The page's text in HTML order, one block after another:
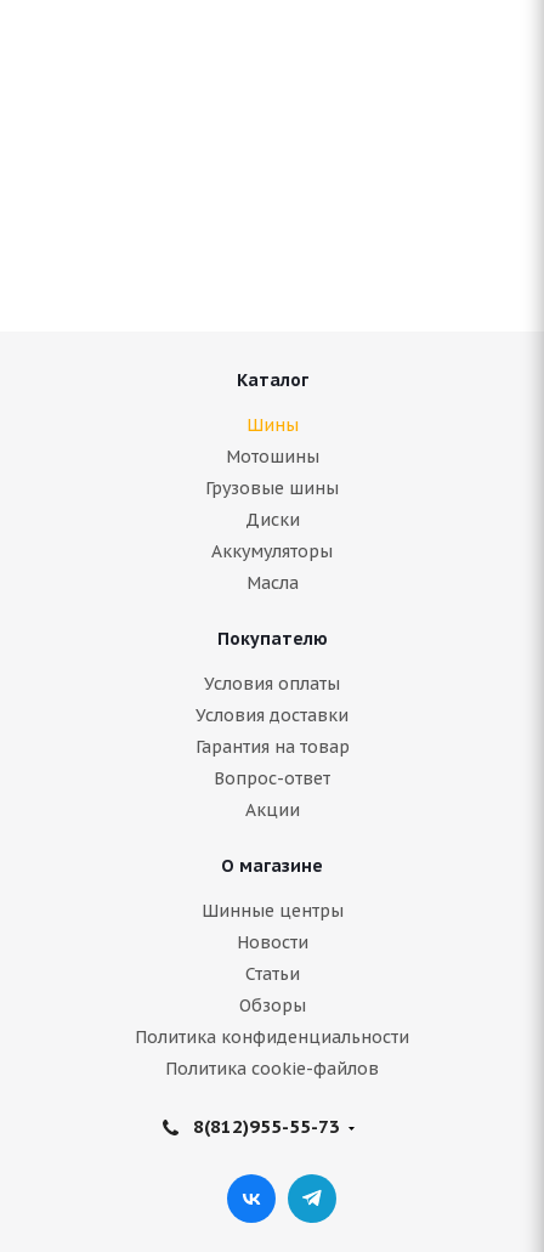
Bridgestone Blizzak Spike-01 255/65 R17 110T
Подробнее
Bridgestone Blizzak Spike-02 SUV 255/65 R17 110T
Каталог
Шины
Мотошины
Грузовые шины
Диски
Аккумуляторы
Масла
Покупателю
Условия оплаты
Условия доставки
Гарантия на товар
Вопрос-ответ
Акции
О магазине
Шинные центры
Новости
Статьи
Обзоры
Политика конфиденциальности
Политика cookie-файлов
8(812)955-55-73